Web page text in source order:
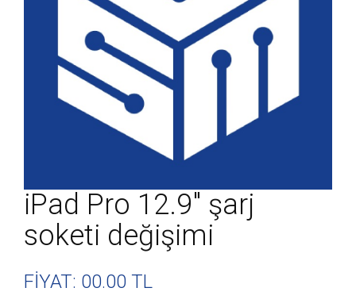
iPad Pro 12.9″ şarj
soketi değişimi
FİYAT: 00.00 TL